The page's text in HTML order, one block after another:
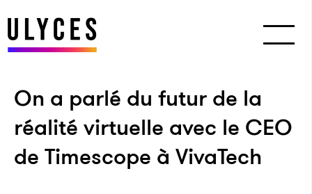
On a parlé du futur de la
réalité virtuelle avec le CEO
de Timescope à VivaTech